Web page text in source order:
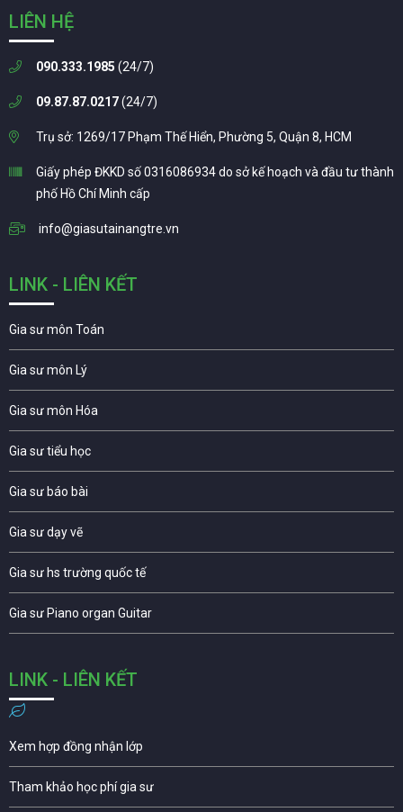
LIÊN HỆ
090.333.1985 (24/7)
09.87.87.0217(24/7)
Trụ sở: 1269/17 Phạm Thế Hiển, Phường 5, Quận 8, HCM
Giấy phép ĐKKD số 0316086934 do sở kế hoạch và đầu tư thành
phố Hồ Chí Minh cấp
info@giasutainangtre.vn
LINK - LIÊN KẾT
Gia sư môn Toán
Gia sư môn Lý
Gia sư môn Hóa
Gia sư tiểu học
Gia sư báo bài
Gia sư dạy vẽ
Gia sư hs trường quốc tế
Gia sư Piano organ Guitar
LINK - LIÊN KẾT
Xem hợp đồng nhận lớp
Tham khảo học phí gia sư